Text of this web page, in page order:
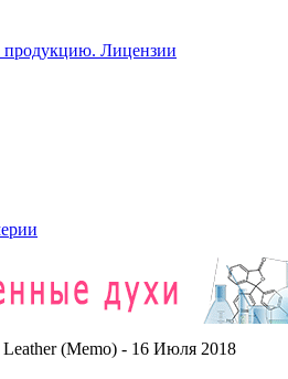
Лицензии
(Memo) - 16 Июля 2018